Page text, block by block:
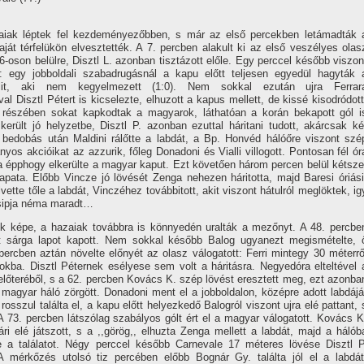
léptek fel kezdeményezőbben, s már az első percekben letámadták
térfelükön elvesztették. A 7. percben alakult ki az első veszélyes
oson belülre, Disztl L. azonban tisztázott előle. Egy perccel később
jobboldali szabadrugásnál a kapu előtt teljesen egyedül hagyták
aki nem kegyelmezett (1:0). Nem sokkal ezután ujra
Disztl Pétert is kicselezte, elhuzott a kapus mellett, de kissé
sokat kapkodtak a magyarok, láthatóan a korán bekapott gól
jó helyzetbe, Disztl P. azonban ezuttal háritani tudott, akárcsak
után Maldini rálőtte a labdát, a Bp. Honvéd hálóőre viszont
akcióikat az azzurik, főleg Donadoni és Vialli villogott. Pontosan fél
elkerülte a magyar kaput. Ezt követően három percen belül
Előbb Vincze jó lövését Zenga nehezen háritotta, majd Baresi
tőle a labdát, Vinczéhez továbbitott, akit viszont hátulról meglöktek,
néma maradt…
képe, a hazaiak továbbra is könnyedén uralták a mezőnyt. A 48.
lapot kapott. Nem sokkal később Balog ugyanezt megismételte,
aztán növelte előnyét az olasz válogatott: Ferri mintegy 30
Disztl Péternek esélyese sem volt a háritásra. Negyedóra elteltével
s a 62. percben Kovács K. szép lövést eresztett meg, ezt
háló zörgött. Donadoni ment el a jobboldalon, középre adott
találta el, a kapu előtt helyezkedő Balogról viszont ujra elé pattant,
73. percben látszólag szabályos gólt ért el a magyar válogatott. Kovács
elé játszott, s a ,,görög,, elhuzta Zenga mellett a labdát, majd a
a találatot. Négy perccel később Carnevale 17 méteres lövése Disztl
utolsó tiz percében előbb Bognár Gy. találta jól el a